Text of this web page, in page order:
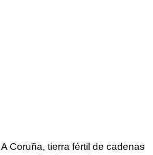
Coruña, tierra fértil de cadenas